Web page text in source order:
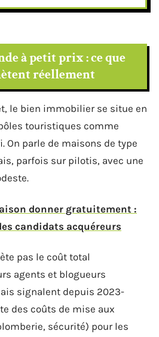
à petit prix : ce que
réellement
le bien immobilier se situe en
touristiques comme
On parle de maisons de type
parfois sur pilotis, avec une
donner gratuitement :
candidats acquéreurs
pas le coût total
agents et blogueurs
signalent depuis 2023-
des coûts de mise aux
sécurité) pour les